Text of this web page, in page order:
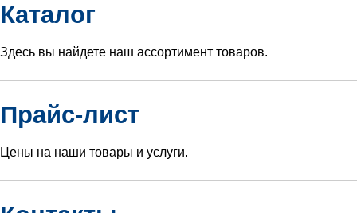
Каталог
Здесь вы найдете наш ассортимент товаров.
Прайс-лист
Цены на наши товары и услуги.